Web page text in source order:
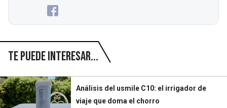
Te puede interesar...
Análisis del usmile C10: el irrigador de
viaje que doma el chorro